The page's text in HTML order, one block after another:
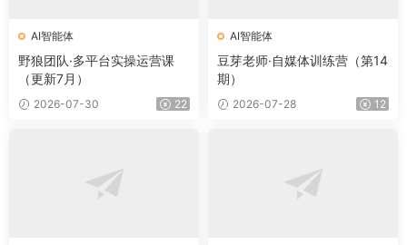
AI智能体
野狼团队·多平台实操运营课
（更新7月）
2026-07-30 22
AI智能体
豆芽老师·自媒体训练营（第14
期）
2026-07-28 12